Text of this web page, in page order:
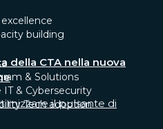
building
& Solutions
IT & Cybersecurity
Tech adoption
della CTA nella nuova
il pulsante di